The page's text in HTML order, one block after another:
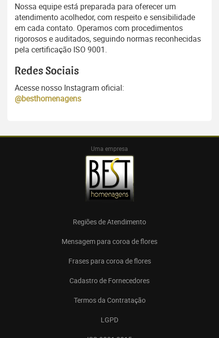
Nossa equipe está preparada para oferecer um
atendimento acolhedor, com respeito e sensibilidade
em cada contato. Operamos com procedimentos
rigorosos e auditados, seguindo normas reconhecidas
pela certificação ISO 9001.
Redes Sociais
Acesse nosso Instagram oficial:
@besthomenagens
Uma empresa
Regiões de Atendimento
Mensagem para coroa de flores
Frases para coroa de flores
Cadastro de Fornecedores
Termos da Contratação
LGPD